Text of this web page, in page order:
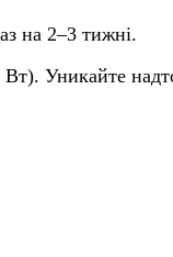
на 2–3 тижні.
Уникайте